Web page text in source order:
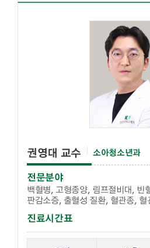
권영대 교수 소아청소년과
전문분야
백혈병, 고형종양, 림프절비대, 빈
판감소증, 출혈성 질환, 혈관종, 혈
진료시간표